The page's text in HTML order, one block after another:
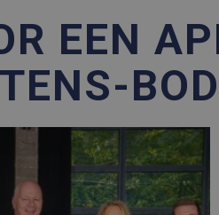
EEN